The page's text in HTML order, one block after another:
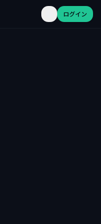
ログイン